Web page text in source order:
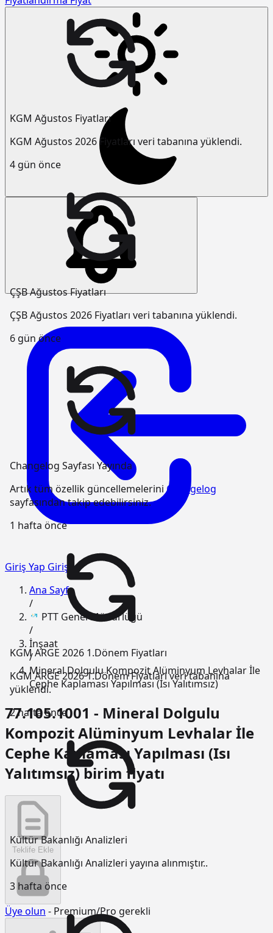
KGM Ağustos Fiyatları
KGM Ağustos 2026 Fiyatları veri tabanına yüklendi.
4 gün önce
ÇŞB Ağustos Fiyatları
ÇŞB Ağustos 2026 Fiyatları veri tabanına yüklendi.
6 gün önce
Changelog Sayfası Yayında
Artık tüm özellik güncellemeleriniChangelog
sayfasından takip edebilirsiniz.
1 hafta önce
KGM ARGE 2026 1.Dönem Fiyatları
KGM ARGE 2026 1.Dönem Fiyatları veri tabanına
yüklendi.
2 hafta önce
Kültür Bakanlığı Analizleri
Kültür Bakanlığı Analizleri yayına alınmıştır..
3 hafta önce
Giriş Yap Giriş
Ana Sayfa
/
PTT Genel Müdürlüğü
/
İnşaat
/
Mineral Dolgulu Kompozit Alüminyum Levhalar İle
Cephe Kaplaması Yapılması (Isı Yalıtımsız)
77.105.1001 - Mineral Dolgulu
Kompozit Alüminyum Levhalar İle
Cephe Kaplaması Yapılması (Isı
Yalıtımsız) birim fiyatı
Teklife Ekle
Üye olun - Premium/Pro gerekli